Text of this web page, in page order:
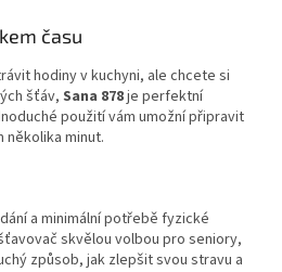
času
hodiny v kuchyni, ale chcete si
šťáv, Sana 878je perfektní
použití vám umožní připravit
několika minut.
a minimální potřebě fyzické
skvělou volbou pro seniory,
způsob, jak zlepšit svou stravu a